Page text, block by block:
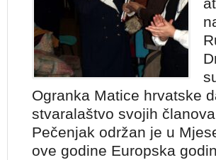
Ogranka Matice hrvatske
stvaralaštvo svojih
Pečenjak održan je u
ove godine Europska